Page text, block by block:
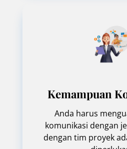
Kemampuan
Anda harus
komunikasi dengan
dengan tim proyek